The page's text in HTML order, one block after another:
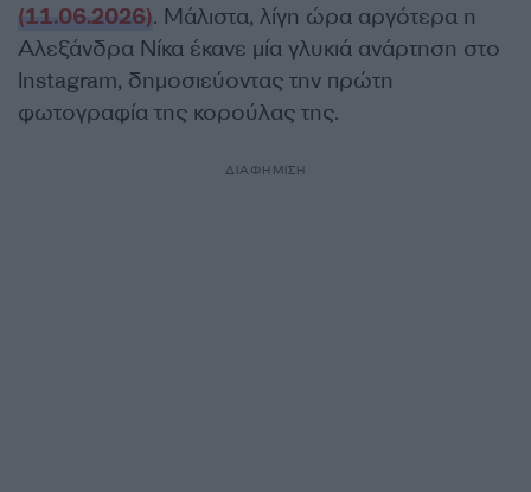
(11.06.2026). Μάλιστα, λίγη ώρα αργότερα η
Αλεξάνδρα Νίκα έκανε μία γλυκιά ανάρτηση στο
Instagram, δημοσιεύοντας την πρώτη
φωτογραφία της κορούλας της.
ΔΙΑΦΗΜΙΣΗ